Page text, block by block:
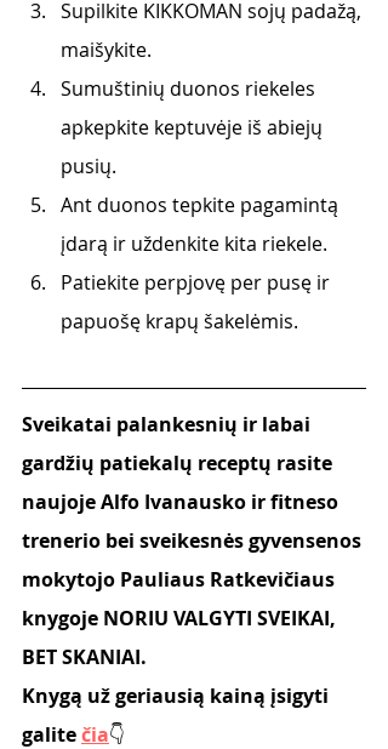
Supilkite KIKKOMAN sojų padažą,
maišykite.
Sumuštinių duonos riekeles
apkepkite keptuvėje iš abiejų
pusių.
Ant duonos tepkite pagamintą
įdarą ir uždenkite kita riekele.
Patiekite perpjovę per pusę ir
papuošę krapų šakelėmis.
Sveikatai palankesnių ir labai
gardžių patiekalų receptų rasite
naujoje Alfo Ivanausko ir fitneso
trenerio bei sveikesnės gyvensenos
mokytojo Pauliaus Ratkevičiaus
knygoje NORIU VALGYTI SVEIKAI,
BET SKANIAI.
Knygą už geriausią kainą įsigyti
galite čia👇